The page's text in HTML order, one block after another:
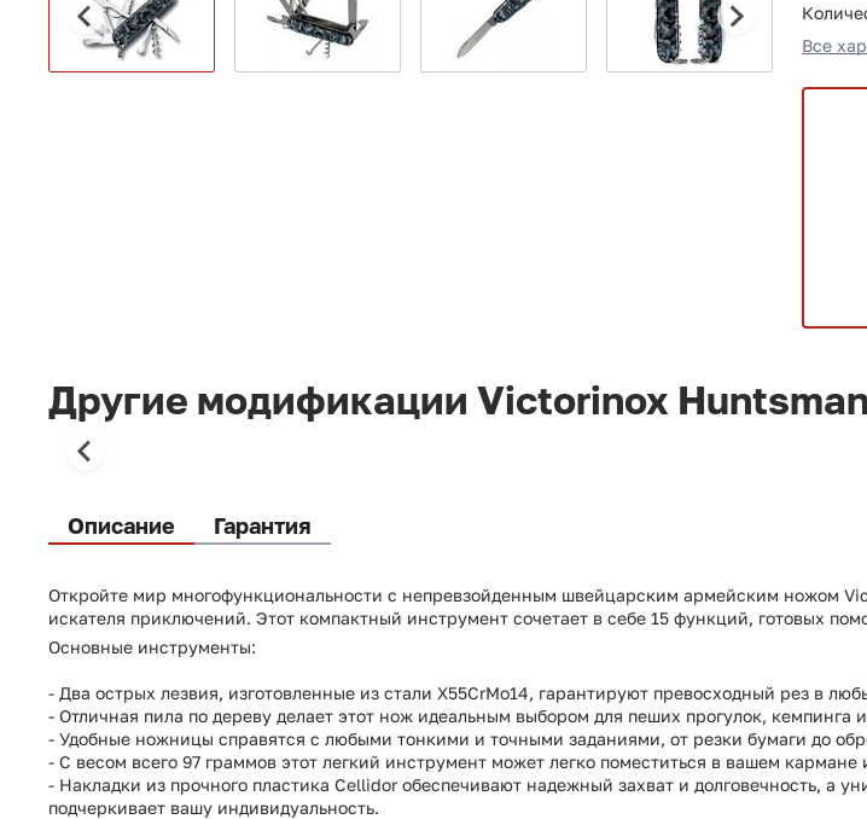
Все
Другие модификации Victorinox Huntsman
Описание Гарантия
Откройте мир многофункциональности с непревзойденным швейцарским армейским ножом
искателя приключений. Этот компактный инструмент сочетает в себе 15 функций, готовых
Основные инструменты:
- Два острых лезвия, изготовленные из стали X55CrMo14, гарантируют превосходный рез в
- Отличная пила по дереву делает этот нож идеальным выбором для пеших прогулок, кемпинга
- Удобные ножницы справятся с любыми тонкими и точными заданиями, от резки бумаги до
- С весом всего 97 граммов этот легкий инструмент может легко поместиться в вашем
- Накладки из прочного пластика Cellidor обеспечивают надежный захват и долговечность, а
подчеркивает вашу индивидуальность.